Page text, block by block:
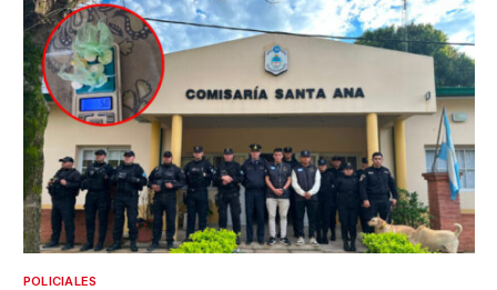
POLICIALES